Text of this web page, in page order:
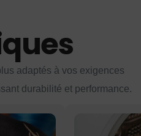
adaptés à vos exigences
durabilité et performance.